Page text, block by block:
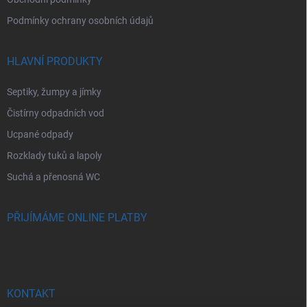
Podmínky ochrany osobních údajů
HLAVNÍ PRODUKTY
Septiky, žumpy a jímky
Čistírny odpadních vod
Ucpané odpady
Rozklady tuků a lapoly
Suchá a přenosná WC
PŘIJÍMÁME ONLINE PLATBY
KONTAKT